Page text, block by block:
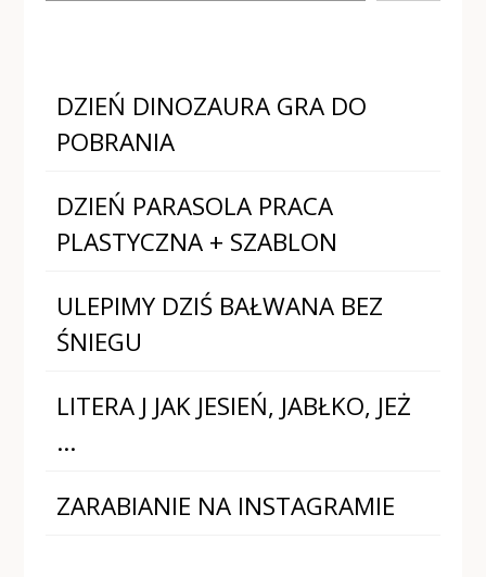
DZIEŃ DINOZAURA GRA DO
POBRANIA
DZIEŃ PARASOLA PRACA
PLASTYCZNA + SZABLON
ULEPIMY DZIŚ BAŁWANA BEZ
ŚNIEGU
LITERA J JAK JESIEŃ, JABŁKO, JEŻ
…
ZARABIANIE NA INSTAGRAMIE